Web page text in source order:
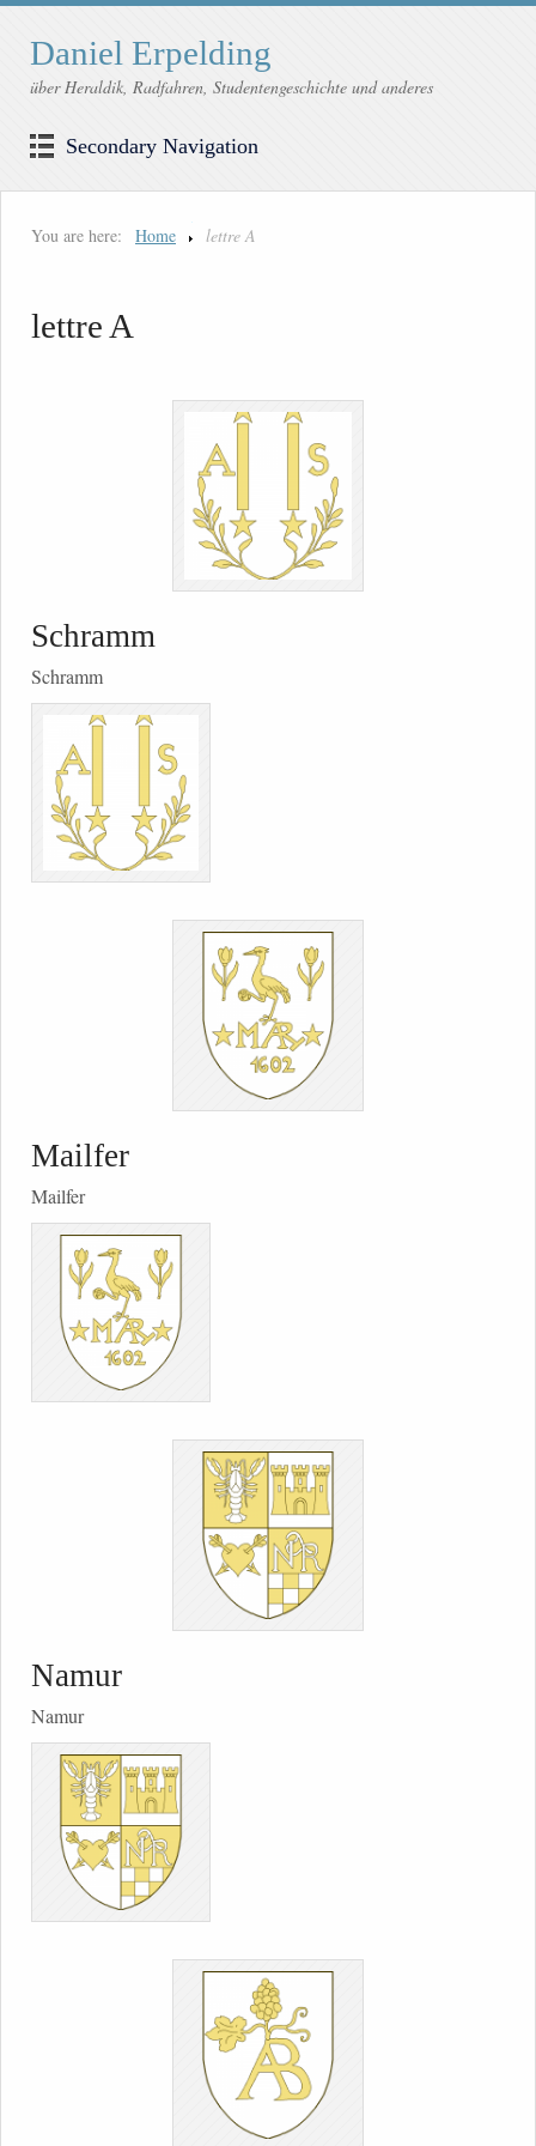
Daniel Erpelding
über Heraldik, Radfahren, Studentengeschichte und anderes
Secondary Navigation
You are here: Home lettre A
lettre A
Schramm
Schramm
Mailfer
Mailfer
Namur
Namur